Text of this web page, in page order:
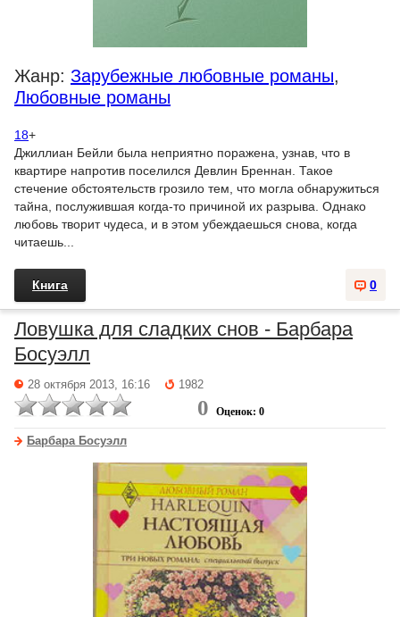
Жанр: Зарубежные любовные романы,
Любовные романы
18+
Джиллиан Бейли была неприятно поражена, узнав, что в
квартире напротив поселился Девлин Бреннан. Такое
стечение обстоятельств грозило тем, что могла обнаружиться
тайна, послужившая когда-то причиной их разрыва. Однако
любовь творит чудеса, и в этом убеждаешься снова, когда
читаешь...
0
Книга
Ловушка для сладких снов - Барбара
Босуэлл
28 октября 2013, 16:16 1982
0 Оценок: 0
Барбара Босуэлл